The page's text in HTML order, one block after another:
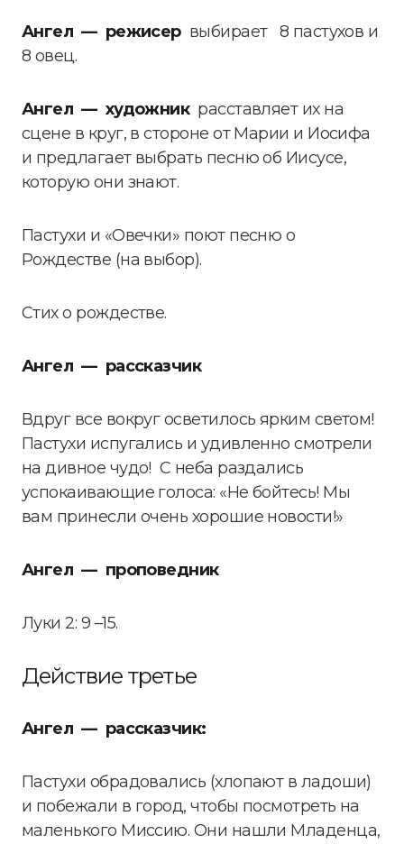
Ангел — режисер выбирает 8 пастухов и
8 овец.
Ангел — художникрасставляет их на
сцене в круг, в стороне от Марии и Иосифа
и предлагает выбрать песню об Иисусе,
которую они знают.
Пастухи и «Овечки» поют песню о
Рождестве (на выбор).
Стих о рождестве.
Ангел — рассказчик
Вдруг все вокруг осветилось ярким светом!
Пастухи испугались и удивленно смотрели
на дивное чудо! С неба раздались
успокаивающие голоса: «Не бойтесь! Мы
вам принесли очень хорошие новости!»
Ангел — проповедник
Луки 2: 9 –15.
Действие третье
Ангел — рассказчик:
Пастухи обрадовались (хлопают в ладоши)
и побежали в город, чтобы посмотреть на
маленького Миссию. Они нашли Младенца,